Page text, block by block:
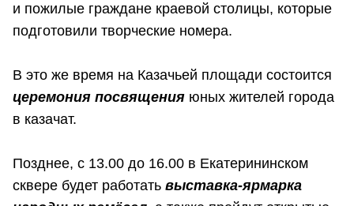
и пожилые граждане краевой столицы, которые
подготовили творческие номера.
В это же время на Казачьей площади состоится
церемония посвящения юных жителей города
в казачат.
Позднее, с 13.00 до 16.00 в Екатерининском
сквере будет работать выставка-ярмарка